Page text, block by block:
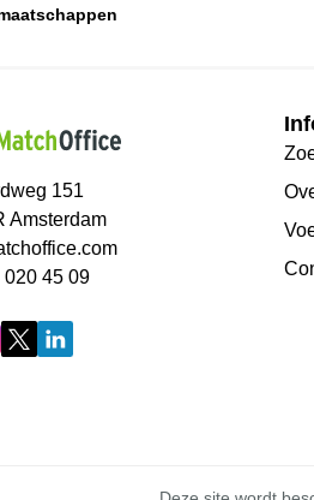
151
Amsterdam
020 45 09